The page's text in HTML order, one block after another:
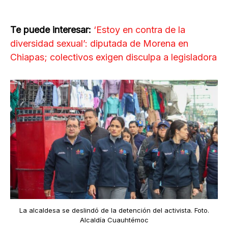
Te puede interesar: ‘Estoy en contra de la
diversidad sexual’: diputada de Morena en
Chiapas; colectivos exigen disculpa a legisladora
La alcaldesa se deslindó de la detención del activista. Foto.
Alcaldía Cuauhtémoc